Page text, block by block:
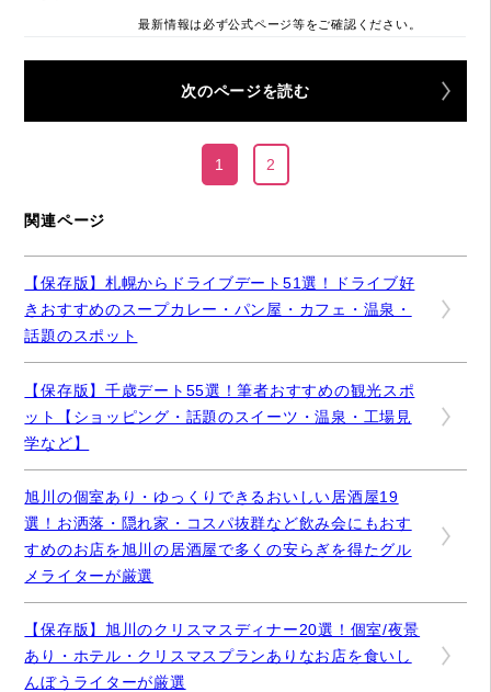
最新情報は必ず公式ページ等をご確認ください。
次のページを読む
1 2
関連ページ
【保存版】札幌からドライブデート51選！ドライブ好
きおすすめのスープカレー・パン屋・カフェ・温泉・
話題のスポット
【保存版】千歳デート55選！筆者おすすめの観光スポ
ット【ショッピング・話題のスイーツ・温泉・工場見
学など】
旭川の個室あり・ゆっくりできるおいしい居酒屋19
選！お洒落・隠れ家・コスパ抜群など飲み会にもおす
すめのお店を旭川の居酒屋で多くの安らぎを得たグル
メライターが厳選
【保存版】旭川のクリスマスディナー20選！個室/夜景
あり・ホテル・クリスマスプランありなお店を食いし
んぼうライターが厳選